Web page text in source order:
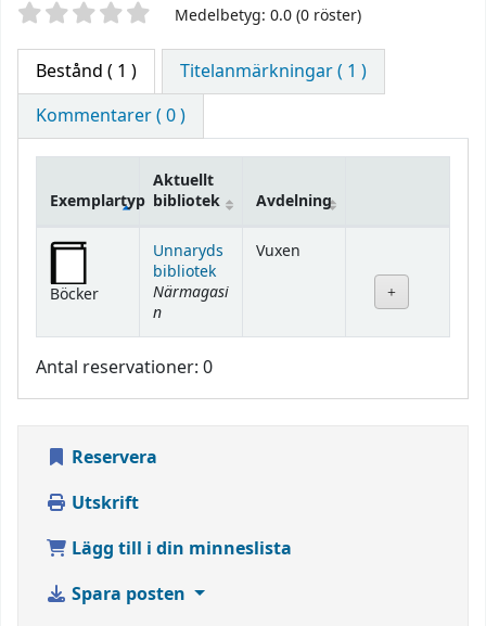
Betyg Medelbetyg: 0.0 (0 röster)
Bestånd ( 1 )
Titelanmärkningar ( 1 )
Kommentarer ( 0 )
Bestånd
Exemplartyp
Aktuellt
bibliotek
Avdelning
Böcker
Unnaryds
bibliotek
Närmagasi
n
Vuxen
Antal reservationer: 0
Reservera
Utskrift
Lägg till i din minneslista
Spara posten